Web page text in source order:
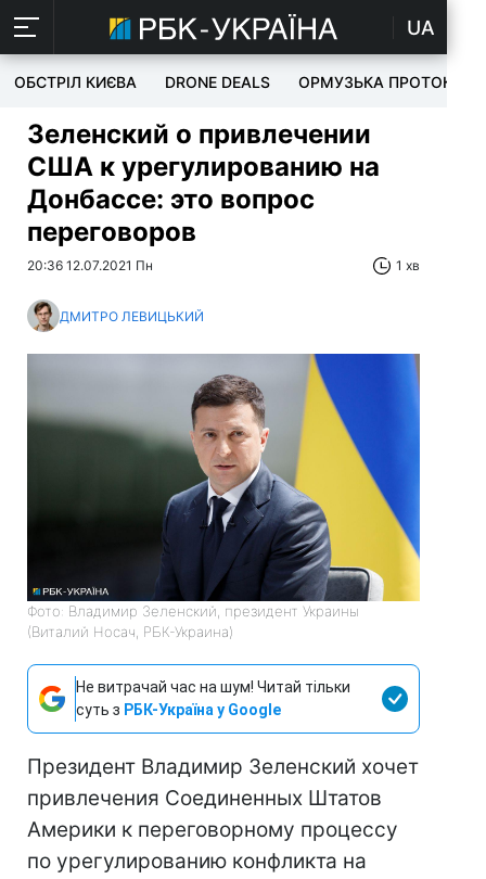
UA
ОБСТРІЛ КИЄВА DRONE DEALS ОРМУЗЬКА ПРОТОКА
Зеленский о привлечении
США к урегулированию на
Донбассе: это вопрос
переговоров
20:36 12.07.2021 Пн 1 хв
ДМИТРО ЛЕВИЦЬКИЙ
Фото: Владимир Зеленский, президент Украины
(Виталий Носач, РБК-Украина)
Не витрачай час на шум! Читай тільки
суть з РБК-Україна у Google
Президент Владимир Зеленский хочет
привлечения Соединенных Штатов
Америки к переговорному процессу
по урегулированию конфликта на